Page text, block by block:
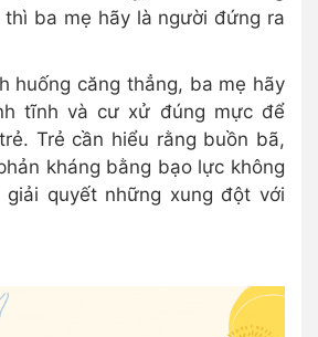
ba mẹ hãy là người đứng ra
huống căng thẳng, ba mẹ hãy
tĩnh và cư xử đúng mực để
Trẻ cần hiểu rằng buồn bã,
kháng bằng bạo lực không
quyết những xung đột với